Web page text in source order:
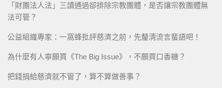
「財團法人法」三讀通過卻排除宗教團體，是否讓宗教團體無
法可管？
公益組織專家：一窩蜂批評慈濟之前，先釐清流言蜚語吧！
為什麼有人寧願買《The Big Issue》，不願買口香糖？
把錢捐給慈濟就不管了，算不算做善事？